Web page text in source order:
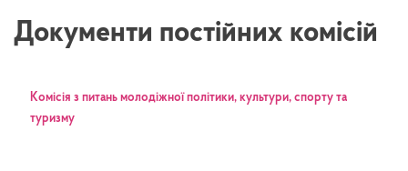
Документи постійних комісій
Kомісія з питань молодіжної політики, культури, спорту та
туризму